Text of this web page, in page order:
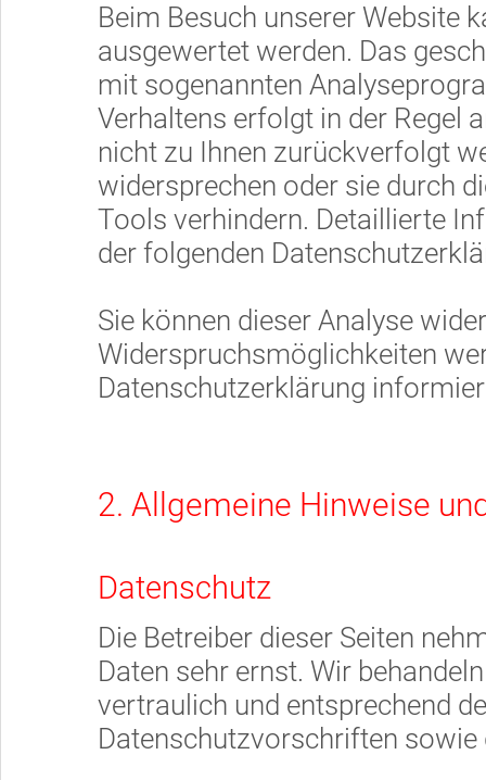
Beim Besuch unserer Website
ausgewertet werden. Das
mit sogenannten
Verhaltens erfolgt in der Regel
nicht zu Ihnen zurückverfolgt
widersprechen oder sie durch
Tools verhindern. Detaillierte
der folgenden
Sie können dieser Analyse
Widerspruchsmöglichkeiten
Datenschutzerklärung
2. Allgemeine Hinweise
Datenschutz
Die Betreiber dieser Seiten
Daten sehr ernst. Wir
vertraulich und entsprechend
Datenschutzvorschriften